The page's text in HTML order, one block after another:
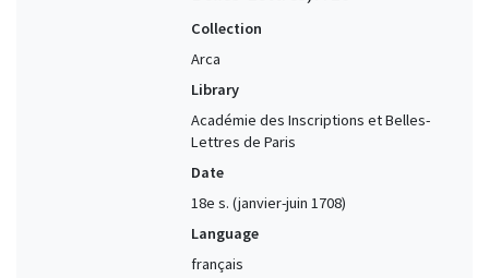
Collection
Arca
Library
Académie des Inscriptions et Belles-
Lettres de Paris
Date
18e s. (janvier-juin 1708)
Language
français